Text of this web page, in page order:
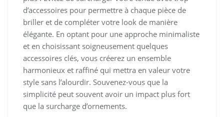
d’accessoires pour permettre à chaque pièce de
briller et de compléter votre look de manière
élégante. En optant pour une approche minimaliste
et en choisissant soigneusement quelques
accessoires clés, vous créerez un ensemble
harmonieux et raffiné qui mettra en valeur votre
style sans l’alourdir. Souvenez-vous que la
simplicité peut souvent avoir un impact plus fort
que la surcharge d’ornements.